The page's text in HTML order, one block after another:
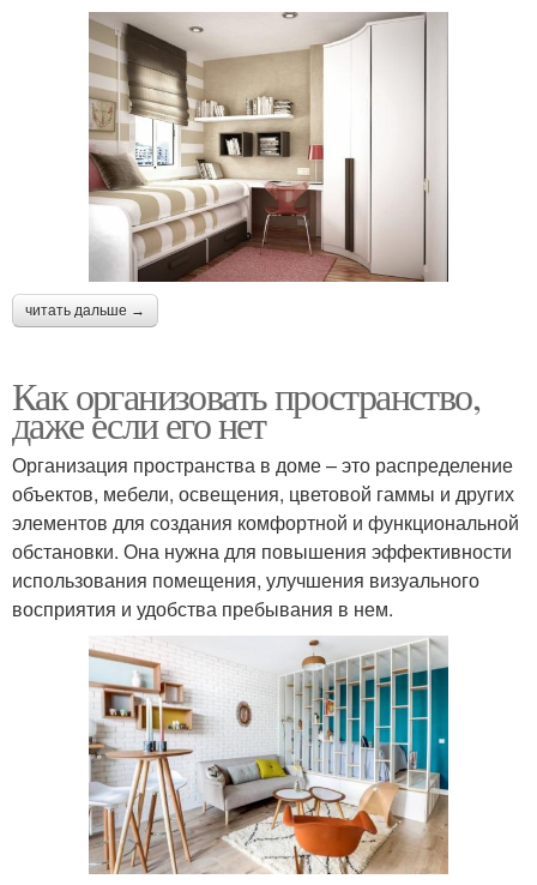
читать дальше →
Как организовать пространство,
даже если его нет
Организация пространства в доме – это распределение
объектов, мебели, освещения, цветовой гаммы и других
элементов для создания комфортной и функциональной
обстановки. Она нужна для повышения эффективности
использования помещения, улучшения визуального
восприятия и удобства пребывания в нем.